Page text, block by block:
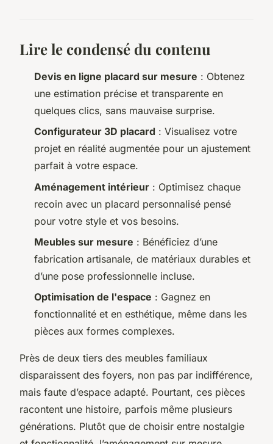
Lire le condensé du contenu
Devis en ligne placard sur mesure : Obtenez
une estimation précise et transparente en
quelques clics, sans mauvaise surprise.
Configurateur 3D placard : Visualisez votre
projet en réalité augmentée pour un ajustement
parfait à votre espace.
Aménagement intérieur : Optimisez chaque
recoin avec un placard personnalisé pensé
pour votre style et vos besoins.
Meubles sur mesure : Bénéficiez d’une
fabrication artisanale, de matériaux durables et
d’une pose professionnelle incluse.
Optimisation de l'espace : Gagnez en
fonctionnalité et en esthétique, même dans les
pièces aux formes complexes.
Près de deux tiers des meubles familiaux
disparaissent des foyers, non pas par indifférence,
mais faute d’espace adapté. Pourtant, ces pièces
racontent une histoire, parfois même plusieurs
générations. Plutôt que de choisir entre nostalgie